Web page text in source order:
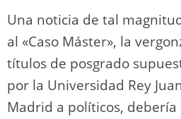
Una noticia de tal
al «Caso Máster», la
títulos de posgrado
por la Universidad Rey
Madrid a políticos,